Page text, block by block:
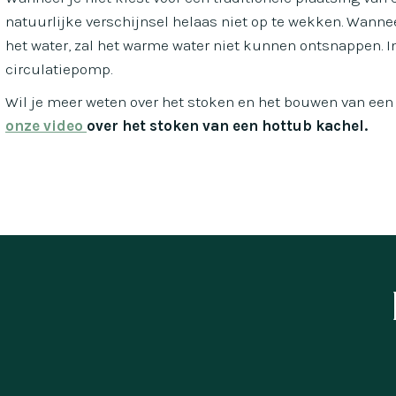
natuurlijke verschijnsel helaas niet op te wekken.
het water, zal het warme water niet kunnen
circulatiepomp.
Wil je meer weten over het stoken en het bouwen van
onze video over het stoken van een hottub kachel.